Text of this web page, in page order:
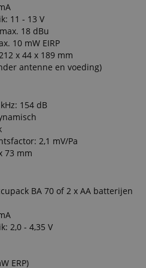
11 - 13 V
18 dBu
10 mW EIRP
x 44 x 189 mm
antenne en voeding)
154 dB
2,1 mV/Pa
73 mm
BA 70 of 2 x AA batterijen
2,0 - 4,35 V
ERP)